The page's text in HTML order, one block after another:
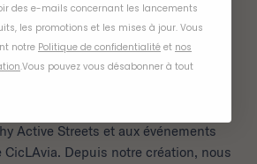
Dans Cette
des initiatives communautaires
rues plus sûres et plus inclusives en
Active Streets et aux événements
Depuis notre création, nous
des e-mails concernant les lancements
les promotions et les mises à jour. Vous
notre Politique de confidentialité et nos
.Vous pouvez vous désabonner à tout